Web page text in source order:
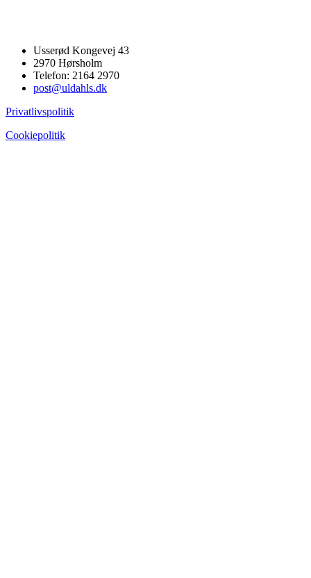
Usserød Kongevej 43
2970 Hørsholm
Telefon: 2164 2970
post@uldahls.dk
Privatlivspolitik
Cookiepolitik